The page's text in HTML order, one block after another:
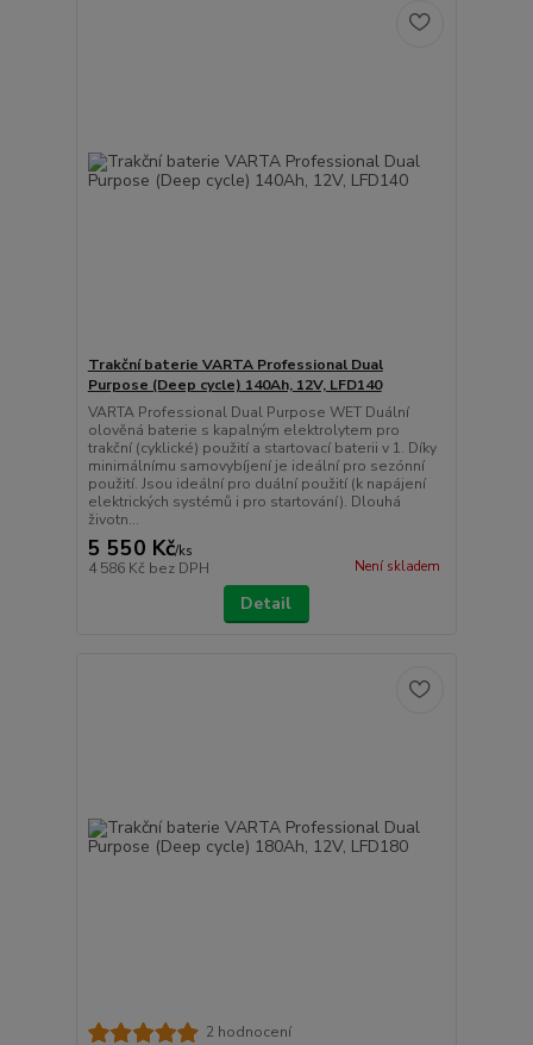
Trakční baterie VARTA Professional Dual
Purpose (Deep cycle) 140Ah, 12V, LFD140
VARTA Professional Dual Purpose WET Duální
olověná baterie s kapalným elektrolytem pro
trakční (cyklické) použití a startovací baterii v 1. Díky
minimálnímu samovybíjení je ideální pro sezónní
použití. Jsou ideální pro duální použití (k napájení
elektrických systémů i pro startování). Dlouhá
životn...
5 550 Kč/ks
4 586 Kč bez DPH Není skladem
Detail
2 hodnocení